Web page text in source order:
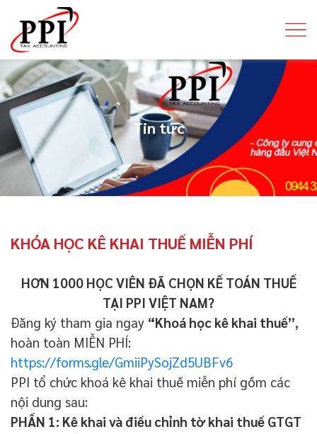
Tin tức
KHÓA HỌC KÊ KHAI THUẾ MIỄN PHÍ
HƠN 1000 HỌC VIÊN ĐÃ CHỌN KẾ TOÁN THUẾ
TẠI PPI VIỆT NAM?
Đăng ký tham gia ngay “Khoá học kê khai thuế”,
hoàn toàn MIỄN PHÍ:
https://forms.gle/GmiiPySojZd5UBFv6
PPI tổ chức khoá kê khai thuế miễn phí gồm các
nội dung sau:
PHẦN 1: Kê khai và điều chỉnh tờ khai thuế GTGT